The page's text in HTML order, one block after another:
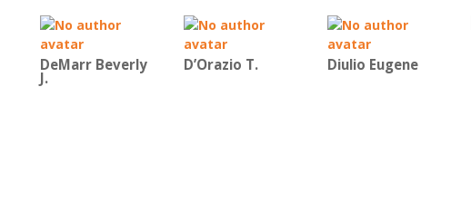
DeMarr Beverly
J.
D’Orazio T. Diulio Eugene